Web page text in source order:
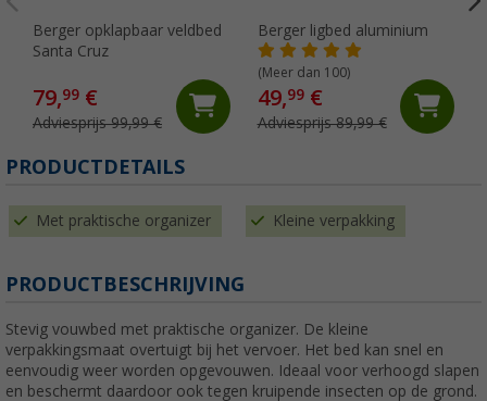
Berger opklapbaar veldbed
Santa Cruz
79,99 €
Adviesprijs 99,99 €
Berger ligbed aluminium
(Meer dan 100)
49,99€
Adviesprijs 89,99 €
PRODUCTDETAILS
Met praktische organizer Kleine verpakking
PRODUCTBESCHRIJVING
Stevig vouwbed met praktische organizer. De kleine
verpakkingsmaat overtuigt bij het vervoer. Het bed kan snel en
eenvoudig weer worden opgevouwen. Ideaal voor verhoogd slapen
en beschermt daardoor ook tegen kruipende insecten op de grond.